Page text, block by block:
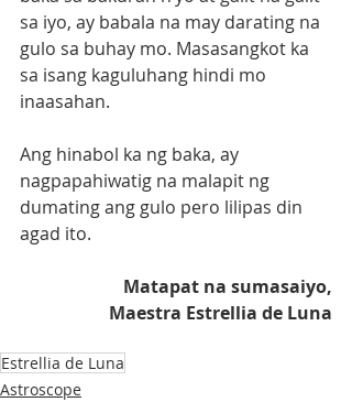
sa iyo, ay babala na may darating na
gulo sa buhay mo. Masasangkot ka
sa isang kaguluhang hindi mo
inaasahan.
Ang hinabol ka ng baka, ay
nagpapahiwatig na malapit ng
dumating ang gulo pero lilipas din
agad ito.
Matapat na sumasaiyo,
Maestra Estrellia de Luna
Estrellia de Luna
Astroscope